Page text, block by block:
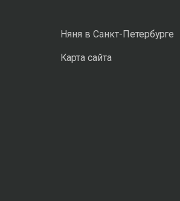
Няня в Санкт-Петербурге
Карта сайта